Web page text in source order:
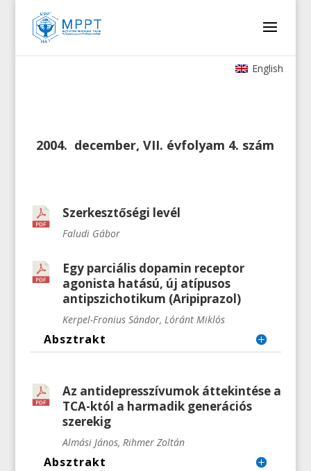
English
2004. december, VII. évfolyam 4. szám
Szerkesztőségi levél
Faludi Gábor
Egy parciális dopamin receptor
agonista hatású, új atípusos
antipszichotikum (Aripiprazol)
Kerpel-Fronius Sándor, Lóránt Miklós
Absztrakt
Az antidepresszívumok áttekintése a
TCA-któl a harmadik generációs
szerekig
Almási János, Rihmer Zoltán
Absztrakt